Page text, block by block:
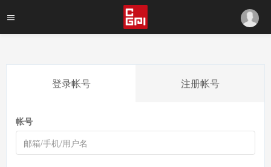
登录帐号 注册帐号
帐号